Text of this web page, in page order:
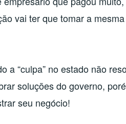
vai ter que tomar a
a “culpa” no estado não
soluções do governo,
seu negócio!